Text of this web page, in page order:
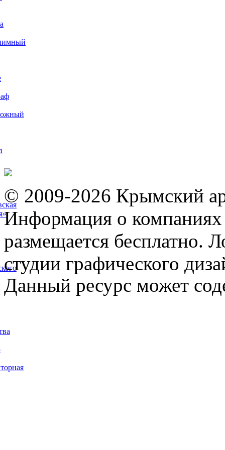
© 2009-2026 Крымский
Информация о компаниях
размещается бесплатно.
студии графического
Данный ресурс может